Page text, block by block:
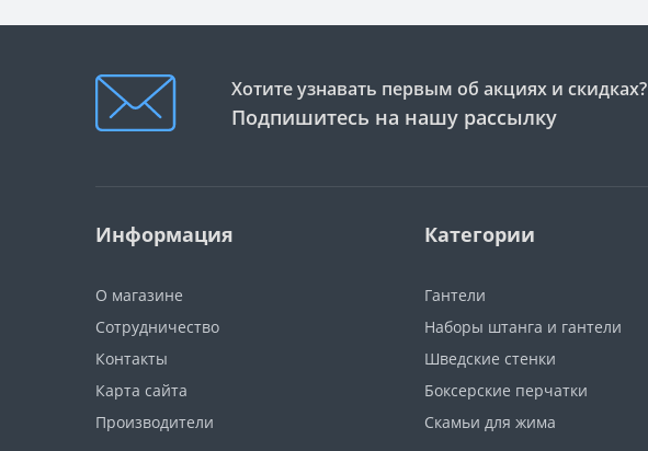
Хотите узнавать первым об акциях и скидках?
Подпишитесь на нашу рассылку
Информация
О магазине
Сотрудничество
Контакты
Карта сайта
Производители
Категории
Гантели
Наборы штанга и гантели
Шведские стенки
Боксерские перчатки
Скамьи для жима